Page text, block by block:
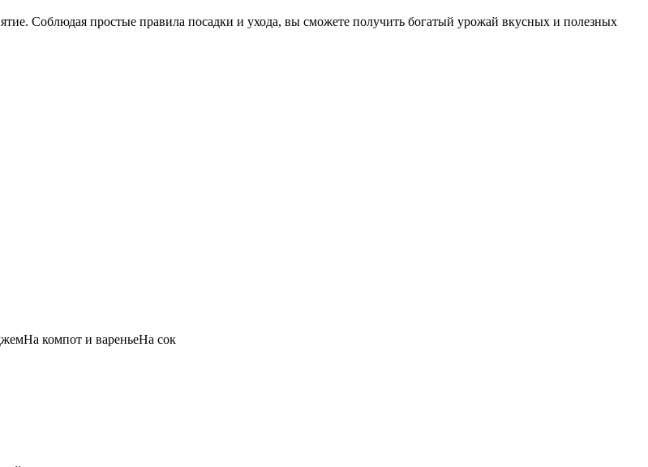
Соблюдая простые правила посадки и ухода, вы сможете получить богатый урожай вкусных и полезных
компот и вареньеНа сок